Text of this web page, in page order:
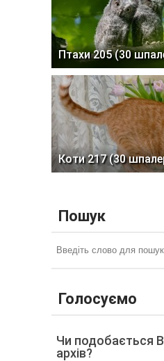
Птахи 205 (30
Коти 217 (30
Пошук
Голосуємо
Чи подобається
архів?